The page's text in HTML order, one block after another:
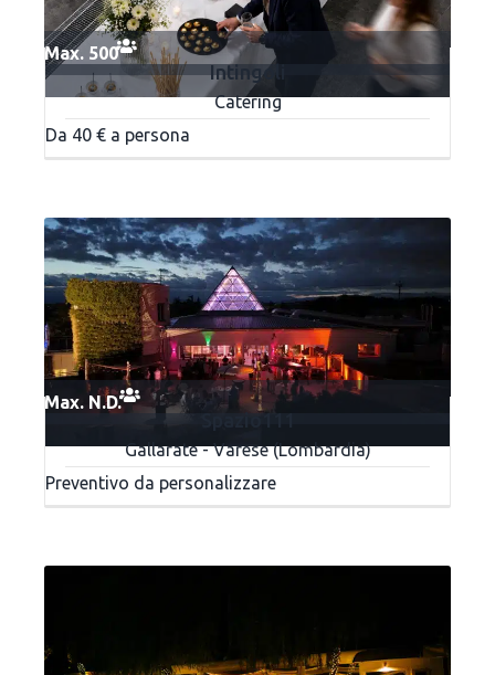
Max. 500
Intingoli
Catering
Da 40 € a persona
Max. N.D.
Spazio111
Gallarate - Varese (Lombardia)
Preventivo da personalizzare